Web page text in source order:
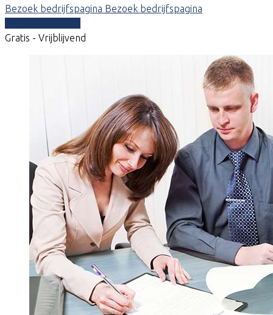
Bezoek bedrijfspagina Bezoek bedrijfspagina
Gratis - Vrijblijvend